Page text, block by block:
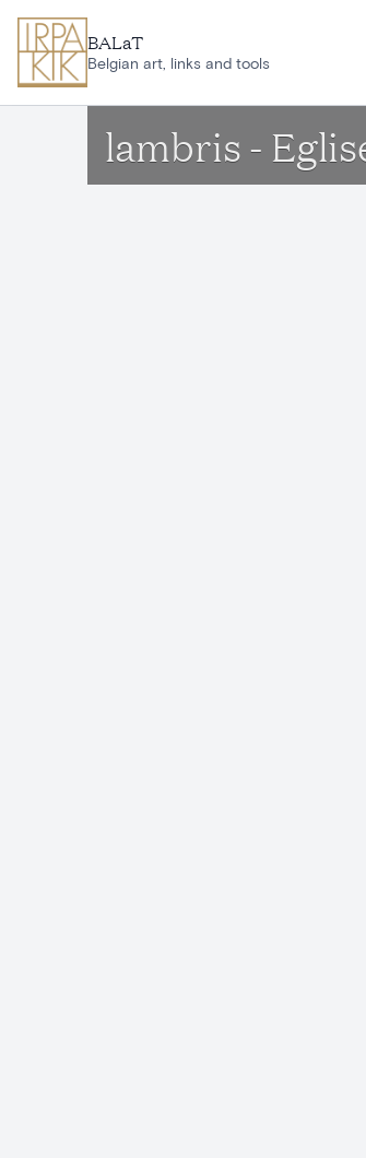
BALaT
Belgian art, links and tools
lambris -